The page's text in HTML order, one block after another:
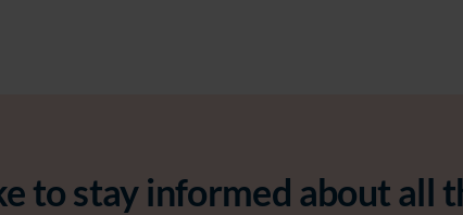
to stay informed about all